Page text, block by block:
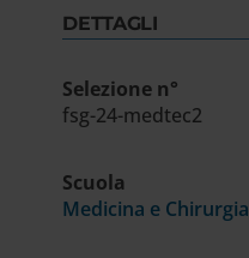
DETTAGLI
Selezione n°
fsg-24-medtec2
Scuola
Medicina e Chirurgia